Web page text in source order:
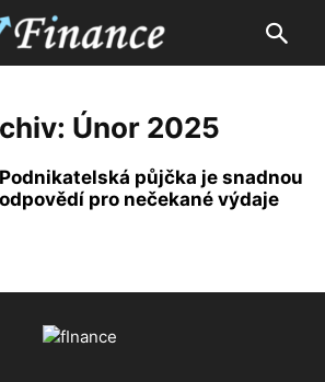
Únor 2025
Podnikatelská půjčka je snadnou
odpovědí pro nečekané výdaje